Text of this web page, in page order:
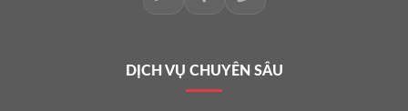
DỊCH VỤ CHUYÊN SÂU